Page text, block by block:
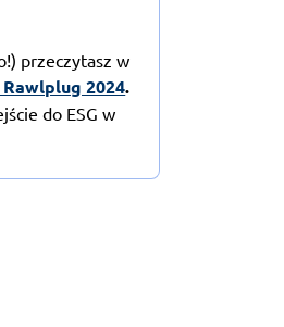
przeczytasz w
2024.
do ESG w